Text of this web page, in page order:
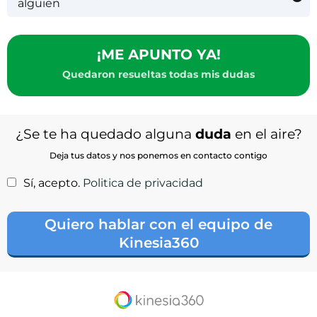
que de manera automática, en el momento en el
información para que puedas disfrutar tu
formación al máximo.
alguien
un campo de formulario donde puedes dejar tus
datos y el horario que te va mejor para que nos
pongamos en contacto contigo y aclarar todas tus
¡ME APUNTO YA!
Quedaron resueltas todas mis dudas
¿Se te ha quedado alguna duda en el aire?
Deja tus datos y nos ponemos en contacto contigo
Sí, acepto. Politica de privacidad
Quiero hablar con el equipo de
Kinesia360